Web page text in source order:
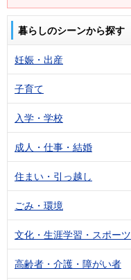
暮らしのシーンから探す
妊娠・出産
子育て
入学・学校
成人・仕事・結婚
住まい・引っ越し
ごみ・環境
文化・生涯学習・スポーツ
高齢者・介護・障がい者